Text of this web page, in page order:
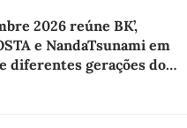
2026 reúne BK’,
e NandaTsunami em
diferentes gerações do